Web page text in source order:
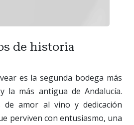
de historia
es la segunda bodega más
la más antigua de Andalucía.
de amor al vino y dedicación
perviven con entusiasmo, una